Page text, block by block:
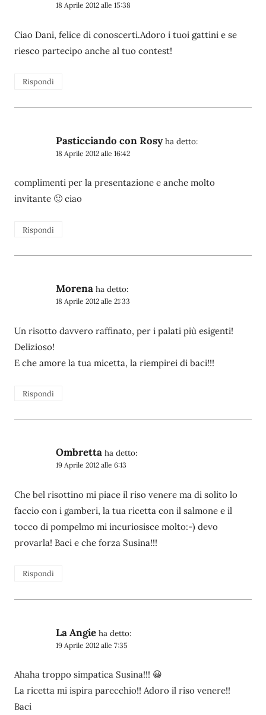
18 Aprile 2012 alle 15:38
Ciao Dani, felice di conoscerti.Adoro i tuoi gattini e se
riesco partecipo anche al tuo contest!
Rispondi
Pasticciando con Rosy ha detto:
18 Aprile 2012 alle 16:42
complimenti per la presentazione e anche molto
invitante 🙂 ciao
Rispondi
Morena ha detto:
18 Aprile 2012 alle 21:33
Un risotto davvero raffinato, per i palati più esigenti!
Delizioso!
E che amore la tua micetta, la riempirei di baci!!!
Rispondi
Ombretta ha detto:
19 Aprile 2012 alle 6:13
Che bel risottino mi piace il riso venere ma di solito lo
faccio con i gamberi, la tua ricetta con il salmone e il
tocco di pompelmo mi incuriosisce molto:-) devo
provarla! Baci e che forza Susina!!!
Rispondi
La Angie ha detto:
19 Aprile 2012 alle 7:35
Ahaha troppo simpatica Susina!!! 😀
La ricetta mi ispira parecchio!! Adoro il riso venere!!
Baci